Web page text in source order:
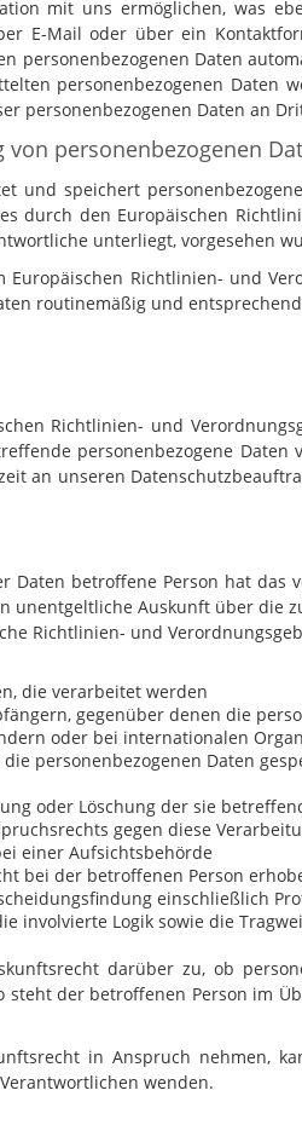
mit uns ermöglichen, was
E-Mail oder über ein
personenbezogenen Daten
personenbezogenen Daten
personenbezogenen Daten an
personenbezogenen
und speichert
durch den Europäischen
unterliegt, vorgesehen
Richtlinien- und
routinemäßig und
Richtlinien- und
personenbezogene
an unseren
Daten betroffene Person hat
Auskunft über die
Richtlinien- und
die verarbeitet werden
gegenüber denen die
oder bei internationalen
personenbezogenen Daten
oder Löschung der sie
gegen diese
einer Aufsichtsbehörde
bei der betroffenen Person
einschließlich
involvierte Logik sowie die
darüber zu, ob
der betroffenen Person im
in Anspruch nehmen,
wenden.